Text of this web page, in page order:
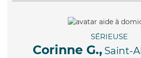
SÉRIEUSE
Corinne G., Saint-